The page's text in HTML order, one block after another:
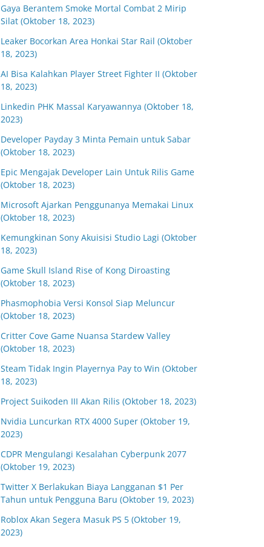
Gaya Berantem Smoke Mortal Combat 2 Mirip
Silat (Oktober 18, 2023)
Leaker Bocorkan Area Honkai Star Rail (Oktober
18, 2023)
AI Bisa Kalahkan Player Street Fighter II (Oktober
18, 2023)
Linkedin PHK Massal Karyawannya (Oktober 18,
2023)
Developer Payday 3 Minta Pemain untuk Sabar
(Oktober 18, 2023)
Epic Mengajak Developer Lain Untuk Rilis Game
(Oktober 18, 2023)
Microsoft Ajarkan Penggunanya Memakai Linux
(Oktober 18, 2023)
Kemungkinan Sony Akuisisi Studio Lagi (Oktober
18, 2023)
Game Skull Island Rise of Kong Diroasting
(Oktober 18, 2023)
Phasmophobia Versi Konsol Siap Meluncur
(Oktober 18, 2023)
Critter Cove Game Nuansa Stardew Valley
(Oktober 18, 2023)
Steam Tidak Ingin Playernya Pay to Win (Oktober
18, 2023)
Project Suikoden III Akan Rilis (Oktober 18, 2023)
Nvidia Luncurkan RTX 4000 Super (Oktober 19,
2023)
CDPR Mengulangi Kesalahan Cyberpunk 2077
(Oktober 19, 2023)
Twitter X Berlakukan Biaya Langganan $1 Per
Tahun untuk Pengguna Baru (Oktober 19, 2023)
Roblox Akan Segera Masuk PS 5 (Oktober 19,
2023)